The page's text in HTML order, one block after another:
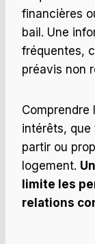
financières
bail. Une
fréquentes,
préavis non
Comprendre
intérêts,
partir ou
logement.
limite les
relations